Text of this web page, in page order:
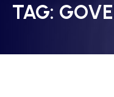
TAG: